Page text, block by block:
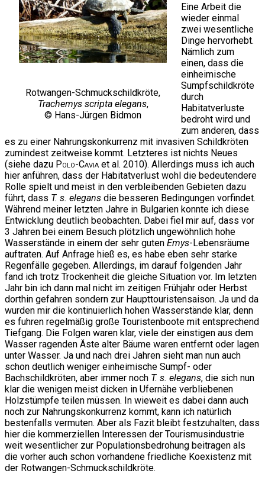
Rotwangen-Schmuckschildkröte,
Trachemys scripta elegans,
© Hans-Jürgen Bidmon
Eine Arbeit die
wieder einmal
zwei wesentliche
Dinge hervorhebt.
Nämlich zum
einen, dass die
einheimische
Sumpfschildkröte
durch
Habitatverluste
bedroht wird und
zum anderen, dass
es zu einer Nahrungskonkurrenz mit invasiven Schildkröten
zumindest zeitweise kommt. Letzteres ist nichts Neues
(siehe dazu Polo-Cavia et al. 2010). Allerdings muss ich auch
hier anführen, dass der Habitatverlust wohl die bedeutendere
Rolle spielt und meist in den verbleibenden Gebieten dazu
führt, dass T. s. elegans die besseren Bedingungen vorfindet.
Während meiner letzten Jahre in Bulgarien konnte ich diese
Entwicklung deutlich beobachten. Dabei fiel mir auf, dass vor
3 Jahren bei einem Besuch plötzlich ungewöhnlich hohe
Wasserstände in einem der sehr guten Emys-Lebensräume
auftraten. Auf Anfrage hieß es, es habe eben sehr starke
Regenfälle gegeben. Allerdings, im darauf folgenden Jahr
fand ich trotz Trockenheit die gleiche Situation vor. Im letzten
Jahr bin ich dann mal nicht im zeitigen Frühjahr oder Herbst
dorthin gefahren sondern zur Haupttouristensaison. Ja und da
wurden mir die kontinuierlich hohen Wasserstände klar, denn
es fuhren regelmäßig große Touristenboote mit entsprechend
Tiefgang. Die Folgen waren klar, viele der einstigen aus dem
Wasser ragenden Äste alter Bäume waren entfernt oder lagen
unter Wasser. Ja und nach drei Jahren sieht man nun auch
schon deutlich weniger einheimische Sumpf- oder
Bachschildkröten, aber immer noch T. s. elegans, die sich nun
klar die wenigen meist dicken in Ufernähe verbliebenen
Holzstümpfe teilen müssen. In wieweit es dabei dann auch
noch zur Nahrungskonkurrenz kommt, kann ich natürlich
bestenfalls vermuten. Aber als Fazit bleibt festzuhalten, dass
hier die kommerziellen Interessen der Tourismusindustrie
weit wesentlicher zur Populationsbedrohung beitragen als
die vorher auch schon vorhandene friedliche Koexistenz mit
der Rotwangen-Schmuckschildkröte.